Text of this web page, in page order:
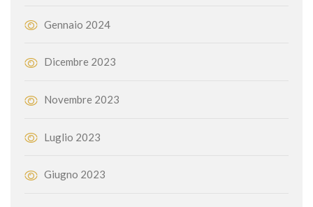
Gennaio 2024
Dicembre 2023
Novembre 2023
Luglio 2023
Giugno 2023